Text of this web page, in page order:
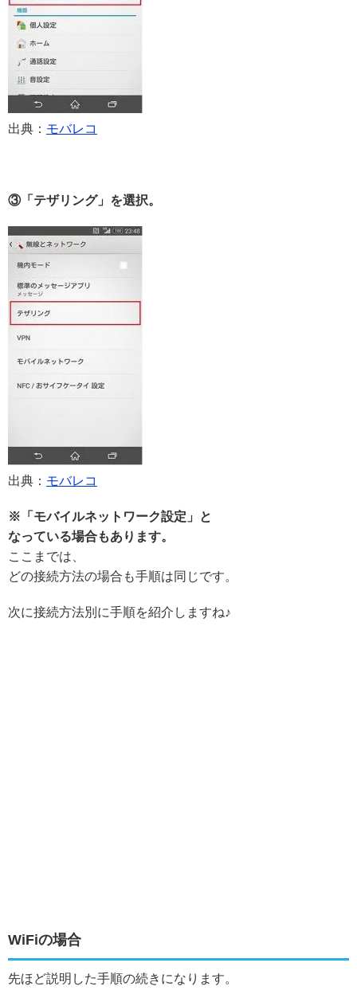
出典： モバレコ
③「テザリング」を選択。
出典： モバレコ
※「モバイルネットワーク設定」と
なっている場合もあります。
ここまでは、
どの接続方法の場合も手順は同じです。
次に接続方法別に手順を紹介しますね♪
WiFiの場合
先ほど説明した手順の続きになります。